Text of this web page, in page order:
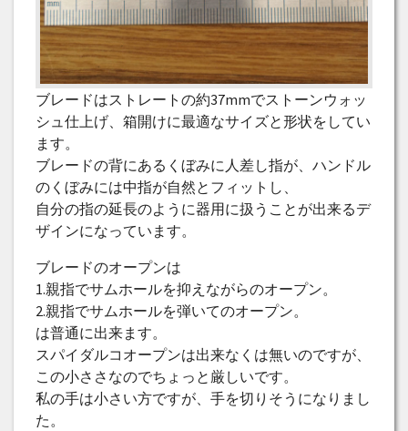
ブレードはストレートの約37mmでストーンウォッ
シュ仕上げ、箱開けに最適なサイズと形状をしてい
ます。
ブレードの背にあるくぼみに人差し指が、ハンドル
のくぼみには中指が自然とフィットし、
自分の指の延長のように器用に扱うことが出来るデ
ザインになっています。
ブレードのオープンは
1.親指でサムホールを抑えながらのオープン。
2.親指でサムホールを弾いてのオープン。
は普通に出来ます。
スパイダルコオープンは出来なくは無いのですが、
この小ささなのでちょっと厳しいです。
私の手は小さい方ですが、手を切りそうになりまし
た。